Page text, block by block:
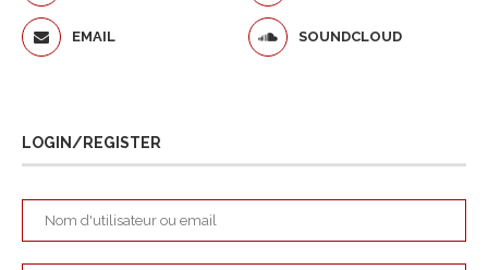
EMAIL SOUNDCLOUD
LOGIN/REGISTER